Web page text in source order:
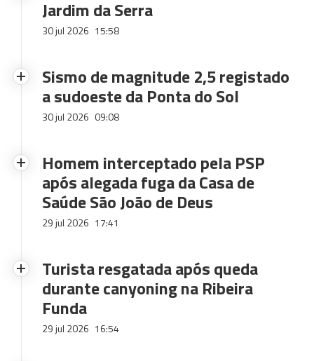
Jardim da Serra
30 jul 2026 15:58
Sismo de magnitude 2,5 registado
a sudoeste da Ponta do Sol
30 jul 2026 09:08
Homem interceptado pela PSP
após alegada fuga da Casa de
Saúde São João de Deus
29 jul 2026 17:41
Turista resgatada após queda
durante canyoning na Ribeira
Funda
29 jul 2026 16:54